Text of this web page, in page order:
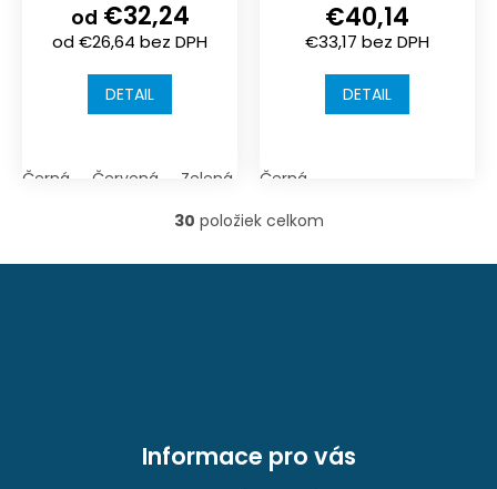
| typ spojení
puzzle | hrubý
od €26,64 bez DPH
od €32,24
DETAIL
Černá Červená Zelená Antracit (tmavá šedá)
1000x1000x18mm
| typ spojení
puzzle | hladký
€33,17 bez DPH
€40,14
DETAIL
Černá
O
l
v
30 položiek celkom
Informace pro vás